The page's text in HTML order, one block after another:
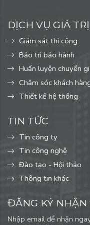
DỊCH VỤ GIÁ
Giám sát thi công
Bảo trì bảo hành
Huấn luyện chuyển
Chăm sóc khách
Thiết kế hệ thống
TIN TỨC
Tin công ty
Tin công nghệ
Đào tạo - Hội thảo
Thông tin khác
ĐĂNG KÝ NHẬN
Nhập email để nhận